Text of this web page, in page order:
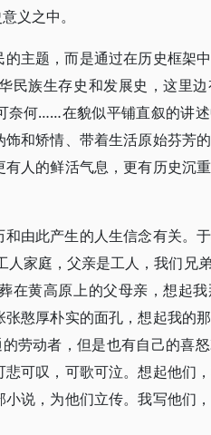
义之中。
主题，而是通过在历史框架
民族生存史和发展史，这里
奈何……在貌似平铺直叙的讲
和矫情、带着生活原始芬芳
人的鲜活气息，更有历史沉
由此产生的人生信念有关。
家庭，父亲是工人，我们兄
在黄高原上的父母亲，想起
憨厚朴实的面孔，想起我的
劳动者，但是也有自己的喜
可叹，可歌可泣。想起他们
说，为他们立传。我写他们